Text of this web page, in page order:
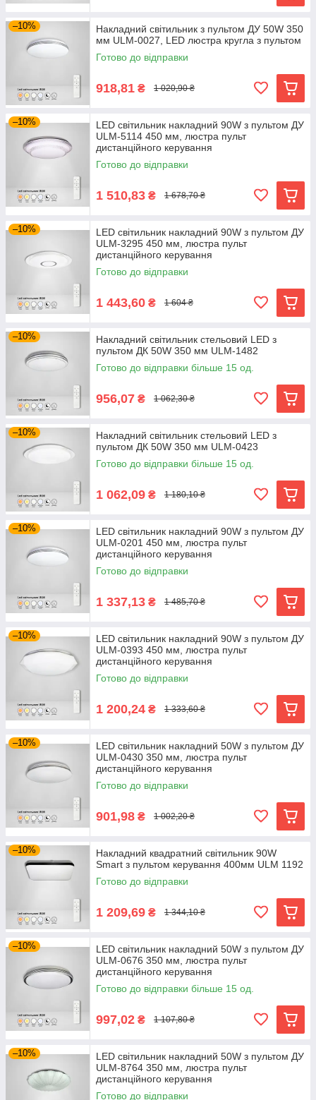
–10%
Накладний світильник з пультом ДУ 50W 350
мм ULM-0027, LED люстра кругла з пультом
Готово до відправки
918,81 ₴ 1 020,90 ₴
–10%
LED світильник накладний 90W з пультом ДУ
ULM-5114 450 мм, люстра пульт
дистанційного керування
Готово до відправки
1 510,83 ₴ 1 678,70 ₴
–10%
LED світильник накладний 90W з пультом ДУ
ULM-3295 450 мм, люстра пульт
дистанційного керування
Готово до відправки
1 443,60 ₴ 1 604 ₴
–10%
Накладний світильник стельовий LED з
пультом ДК 50W 350 мм ULM-1482
Готово до відправки більше 15 од.
956,07 ₴ 1 062,30 ₴
–10%
Накладний світильник стельовий LED з
пультом ДК 50W 350 мм ULM-0423
Готово до відправки більше 15 од.
1 062,09 ₴ 1 180,10 ₴
–10%
LED світильник накладний 90W з пультом ДУ
ULM-0201 450 мм, люстра пульт
дистанційного керування
Готово до відправки
1 337,13 ₴ 1 485,70 ₴
–10%
LED світильник накладний 90W з пультом ДУ
ULM-0393 450 мм, люстра пульт
дистанційного керування
Готово до відправки
1 200,24 ₴ 1 333,60 ₴
–10%
LED світильник накладний 50W з пультом ДУ
ULM-0430 350 мм, люстра пульт
дистанційного керування
Готово до відправки
901,98 ₴ 1 002,20 ₴
–10%
Накладний квадратний світильник 90W
Smart з пультом керування 400мм ULM 1192
Готово до відправки
1 209,69 ₴ 1 344,10 ₴
–10%
LED світильник накладний 50W з пультом ДУ
ULM-0676 350 мм, люстра пульт
дистанційного керування
Готово до відправки більше 15 од.
997,02 ₴ 1 107,80 ₴
–10%
LED світильник накладний 50W з пультом ДУ
ULM-8764 350 мм, люстра пульт
дистанційного керування
Готово до відправки